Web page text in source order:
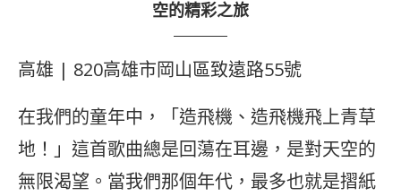
空的精彩之旅
高雄 | 820高雄市岡山區致遠路55號
在我們的童年中，「造飛機、造飛機飛上青草
地！」這首歌曲總是回蕩在耳邊，是對天空的
無限渴望。當我們那個年代，最多也就是摺紙